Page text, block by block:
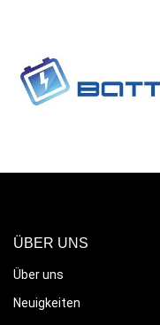
ÜBER UNS
Über uns
Neuigkeiten